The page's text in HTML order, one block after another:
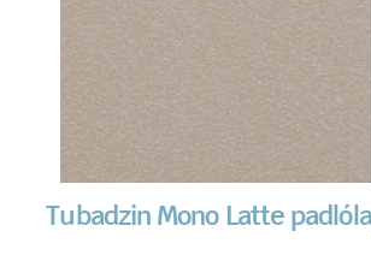
Tubadzin Mono Latte